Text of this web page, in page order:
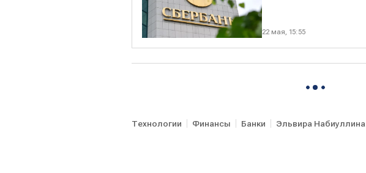
22 мая, 15:55
Технологии Финансы Банки Эльвира Набиуллина